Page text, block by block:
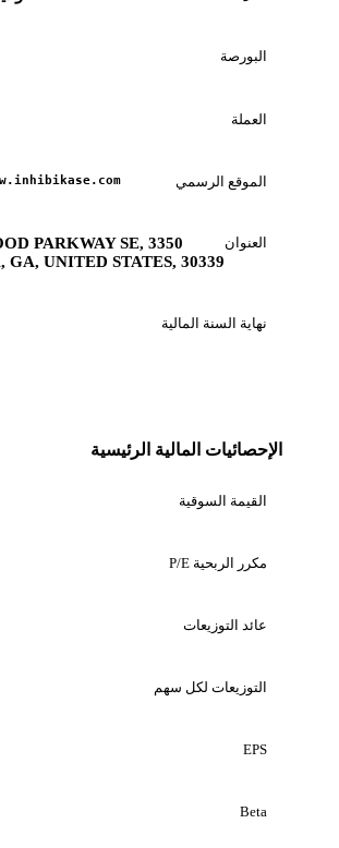
البورصة
العملة
الموقع الرسمي
العنوان
PARKWAY SE,
GA, UNITED STATES, 30339
نهاية السنة المالية
الإحصائيات المالية الرئيسية
القيمة السوقية
مكرر الربحية P/E
عائد التوزيعات
التوزيعات لكل سهم
EPS
Beta